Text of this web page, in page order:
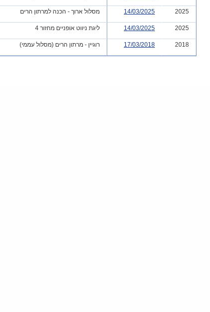
2025
14/03/2025 מסלול ארוך - הכנה למרתון הרים
2025
14/03/2025 ליגת ניווט אופניים מחזור 4
2018
17/03/2018 רוגיין - מרתון הרים (מסלול עממי)